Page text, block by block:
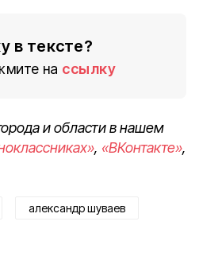
в тексте?
на ссылку
и области в нашем
, «ВКонтакте»,
александр шуваев